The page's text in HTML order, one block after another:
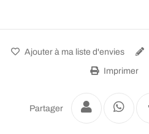
Ajouter à ma liste d'envies
Imprimer
Partager